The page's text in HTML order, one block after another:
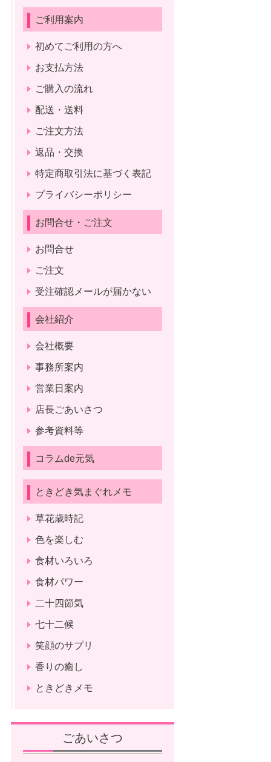
ご利用案内
初めてご利用の方へ
お支払方法
ご購入の流れ
配送・送料
ご注文方法
返品・交換
特定商取引法に基づく表記
プライバシーポリシー
お問合せ・ご注文
お問合せ
ご注文
受注確認メールが届かない
会社紹介
会社概要
事務所案内
営業日案内
店長ごあいさつ
参考資料等
コラムde元気
ときどき気まぐれメモ
草花歳時記
色を楽しむ
食材いろいろ
食材パワー
二十四節気
七十二候
笑顔のサプリ
香りの癒し
ときどきメモ
ごあいさつ